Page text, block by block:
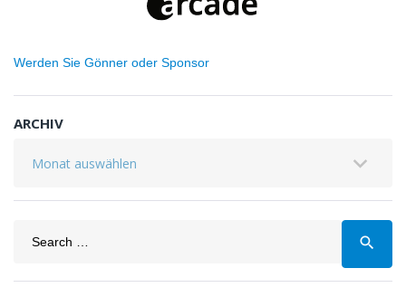
Werden Sie Gönner oder Sponsor
ARCHIV
search